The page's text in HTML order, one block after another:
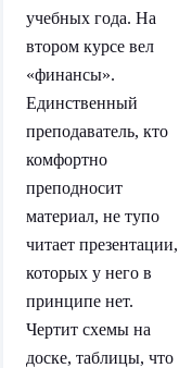
учебных года. На
втором курсе вел
«финансы».
Единственный
преподаватель, кто
комфортно
преподносит
материал, не тупо
читает презентации,
которых у него в
принципе нет.
Чертит схемы на
доске, таблицы, что